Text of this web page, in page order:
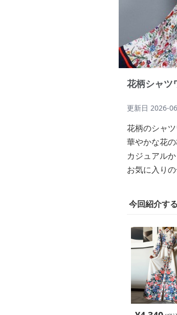
花柄シャツ
更新日 2026-
花柄のシャ
華やかな花
カジュアル
お気に入り
今回紹介す